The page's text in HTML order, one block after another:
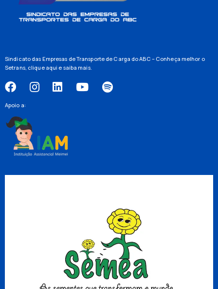
Sindicato das Empresas de Transporte de Carga do ABC – Conheça melhor o
Setrans, clique aqui e saiba mais.
Apoio a: